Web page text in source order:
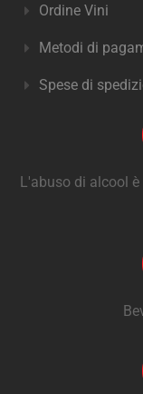
Ordine Vini
Metodi di
Spese di
L'abuso di alcool